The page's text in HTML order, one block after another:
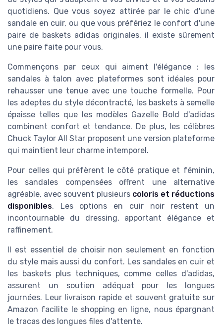
quotidiens. Que vous soyez attirée par le chic d'une
sandale en cuir, ou que vous préfériez le confort d'une
paire de baskets adidas originales, il existe sûrement
une paire faite pour vous.
Commençons par ceux qui aiment l'élégance : les
sandales à talon avec plateformes sont idéales pour
rehausser une tenue avec une touche formelle. Pour
les adeptes du style décontracté, les baskets à semelle
épaisse telles que les modèles Gazelle Bold d'adidas
combinent confort et tendance. De plus, les célèbres
Chuck Taylor All Star proposent une version plateforme
qui maintient leur charme intemporel.
Pour celles qui préfèrent le côté pratique et féminin,
les sandales compensées offrent une alternative
agréable, avec souvent plusieurs coloris et réductions
disponibles. Les options en cuir noir restent un
incontournable du dressing, apportant élégance et
raffinement.
Il est essentiel de choisir non seulement en fonction
du style mais aussi du confort. Les sandales en cuir et
les baskets plus techniques, comme celles d'adidas,
assurent un soutien adéquat pour les longues
journées. Leur livraison rapide et souvent gratuite sur
Amazon facilite le shopping en ligne, nous épargnant
le tracas des longues files d'attente.